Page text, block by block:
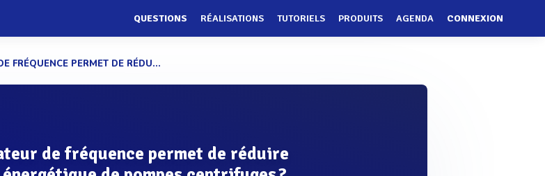
QUESTIONS RÉALISATIONS TUTORIELS PRODUITS AGENDA CONNEXION
FRÉQUENCE PERMET DE RÉDU...
de fréquence permet de réduire